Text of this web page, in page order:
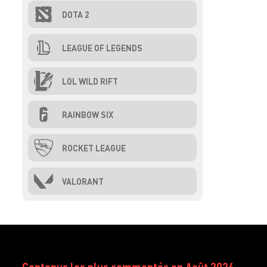
DOTA 2
LEAGUE OF LEGENDS
LOL WILD RIFT
RAINBOW SIX
ROCKET LEAGUE
VALORANT